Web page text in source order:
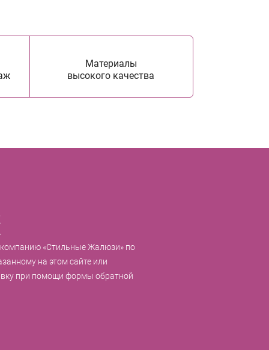
Материалы
высокого качества
«Стильные Жалюзи» по
на этом сайте или
при помощи формы обратной